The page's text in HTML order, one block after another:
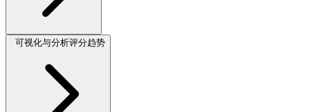
可视化与分析评分趋势